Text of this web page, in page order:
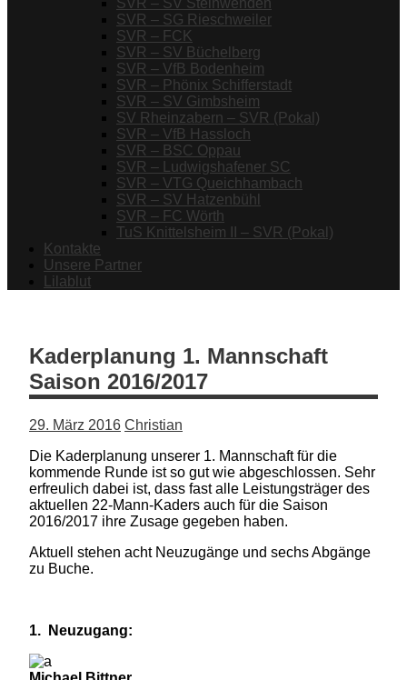
SVR – SG Rieschweiler
SVR – FCK
SVR – SV Büchelberg
SVR – VfB Bodenheim
SVR – Phönix Schifferstadt
SVR – SV Gimbsheim
SV Rheinzabern – SVR (Pokal)
SVR – VfB Hassloch
SVR – BSC Oppau
SVR – Ludwigshafener SC
SVR – VTG Queichhambach
SVR – SV Hatzenbühl
SVR – FC Wörth
TuS Knittelsheim II – SVR (Pokal)
Kontakte
Unsere Partner
Lilablut
Kaderplanung 1. Mannschaft
Saison 2016/2017
29. März 2016 Christian
Die Kaderplanung unserer 1. Mannschaft für die
kommende Runde ist so gut wie abgeschlossen. Sehr
erfreulich dabei ist, dass fast alle Leistungsträger des
aktuellen 22-Mann-Kaders auch für die Saison
2016/2017 ihre Zusage gegeben haben.
Aktuell stehen acht Neuzugänge und sechs Abgänge
zu Buche.
1. Neuzugang: